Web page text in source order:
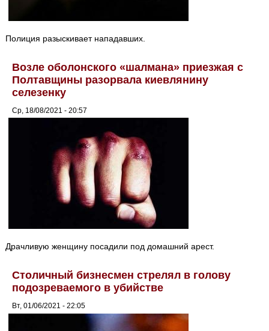
Полиция разыскивает нападавших.
Возле оболонского «шалмана» приезжая с
Полтавщины разорвала киевлянину
селезенку
Ср, 18/08/2021 - 20:57
Драчливую женщину посадили под домашний арест.
Столичный бизнесмен стрелял в голову
подозреваемого в убийстве
Вт, 01/06/2021 - 22:05